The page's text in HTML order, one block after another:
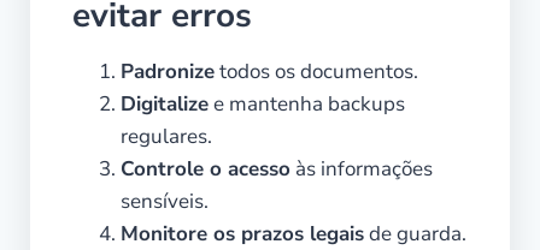
evitar erros
Padronizetodos os documentos.
Digitalizee mantenha backups
regulares.
Controle o acesso às informações
sensíveis.
Monitore os prazos legaisde guarda.